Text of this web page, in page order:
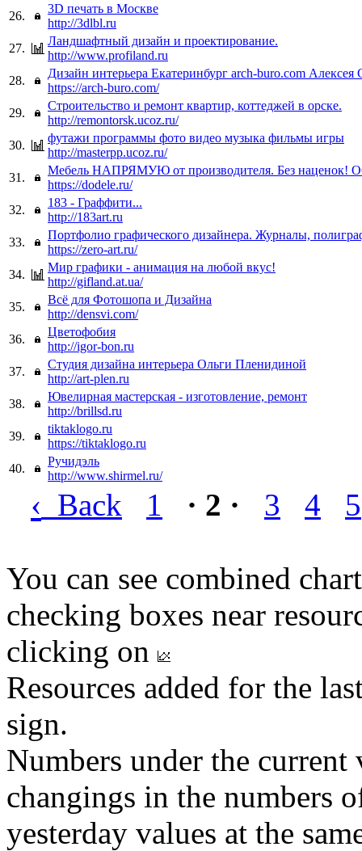
26.
3D печать в Москве
http://3dlbl.ru
27.
Ландшафтный дизайн и проектирование.
http://www.profiland.ru
28.
Дизайн интерьера Екатеринбург arch-buro.com Алексея
https://arch-buro.com/
29.
Строительство и ремонт квартир, коттеджей в орске.
http://remontorsk.ucoz.ru/
30.
футажи программы фото видео музыка фильмы игры
http://masterpp.ucoz.ru/
31.
Мебель НАПРЯМУЮ от производителя. Без наценок!
https://dodele.ru/
32.
183 - Граффити...
http://183art.ru
33.
Портфолио графического дизайнера. Журналы,
https://zero-art.ru/
34.
Мир графики - анимация на любой вкус!
http://gifland.at.ua/
35.
Всё для Фотошопа и Дизайна
http://densvi.com/
36.
Цветофобия
http://igor-bon.ru
37.
Студия дизайна интерьера Ольги Пленидиной
http://art-plen.ru
38.
Ювелирная мастерская - изготовление, ремонт
http://brillsd.ru
39.
tiktaklogo.ru
https://tiktaklogo.ru
40.
Ручидэль
http://www.shirmel.ru/
‹ Back 1 · 2 · 3 4 5
You can see combined
checking boxes near
clicking on
Resources added for the
sign.
Numbers under the
changings in the numbers
yesterday values at the